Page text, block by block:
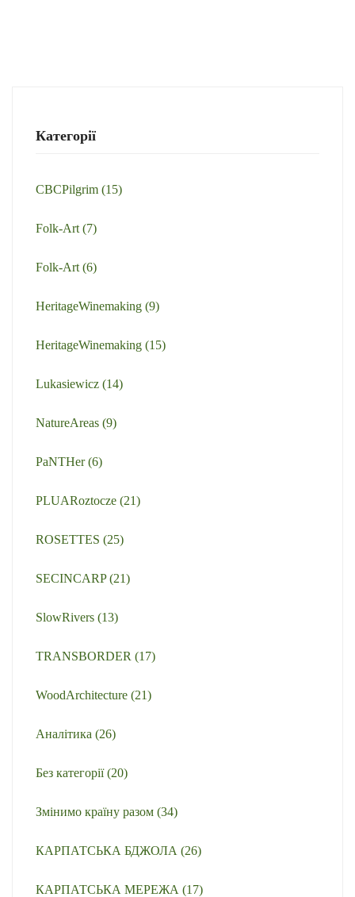
Категорії
CBCPilgrim (15)
Folk-Art (7)
Folk-Art (6)
HeritageWinemaking (9)
HeritageWinemaking (15)
Lukasiewicz (14)
NatureAreas (9)
PaNTHer(6)
PLUARoztocze (21)
ROSETTES (25)
SECINCARP(21)
SlowRivers (13)
TRANSBORDER (17)
WoodArchitecture (21)
Аналітика (26)
Без категорії(20)
Змінимо країну разом (34)
КАРПАТСЬКА БДЖОЛА (26)
КАРПАТСЬКА МЕРЕЖА (17)